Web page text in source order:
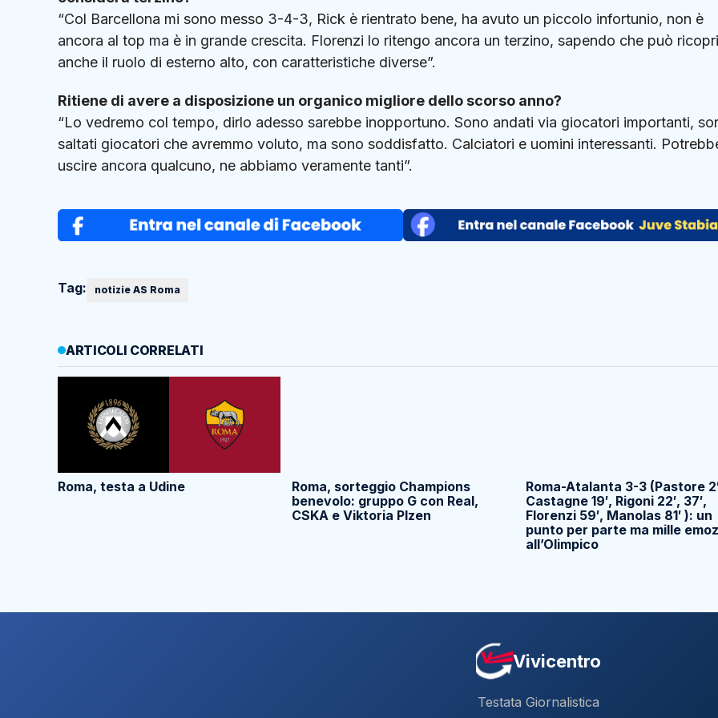
“Col Barcellona mi sono messo 3-4-3, Rick è rientrato bene, ha avuto un piccolo infortunio, non è
ancora al top ma è in grande crescita. Florenzi lo ritengo ancora un terzino, sapendo che può
anche il ruolo di esterno alto, con caratteristiche diverse”.
Ritiene di avere a disposizione un organico migliore dello scorso anno?
“Lo vedremo col tempo, dirlo adesso sarebbe inopportuno. Sono andati via giocatori importanti,
saltati giocatori che avremmo voluto, ma sono soddisfatto. Calciatori e uomini interessanti.
uscire ancora qualcuno, ne abbiamo veramente tanti”.
Tag: notizie AS Roma
ARTICOLI CORRELATI
Roma, testa a Udine
Roma, sorteggio Champions
benevolo: gruppo G con Real,
CSKA e Viktoria Plzen
Roma-Atalanta 3-3 (Pastore
Castagne 19′, Rigoni 22′, 37′,
Florenzi 59′, Manolas 81′ ): un
punto per parte ma mille
all’Olimpico
Vivicentro
Testata Giornalistica